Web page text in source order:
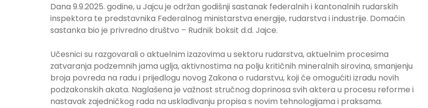
Dana 9.9.2025. godine, u Jajcu je održan godišnji sastanak federalnih i kantonalnih rudarskih
inspektora te predstavnika Federalnog ministarstva energije, rudarstva i industrije. Domaćin
sastanka bio je privredno društvo – Rudnik boksit d.d. Jajce.
Učesnici su razgovarali o aktuelnim izazovima u sektoru rudarstva, aktuelnim procesima
zatvaranja podzemnih jama uglja, aktivnostima na polju kritičnih mineralnih sirovina, smanjenju
broja povreda na radu i prijedlogu novog Zakona o rudarstvu, koji će omogućiti izradu novih
podzakonskih akata. Naglašena je važnost stručnog doprinosa svih aktera u procesu reforme i
nastavak zajedničkog rada na usklađivanju propisa s novim tehnologijama i praksama.